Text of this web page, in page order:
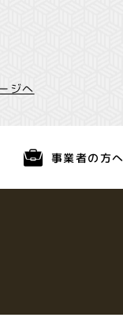
ジへ
事業者の方へ